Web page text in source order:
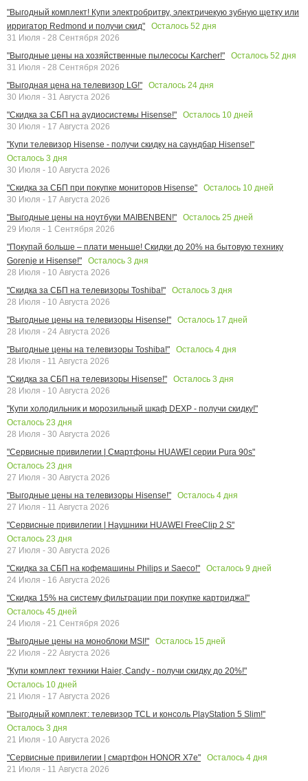
"Выгодный комплект! Купи электробритву, электричекую зубную щетку или
ирригатор Redmond и получи скид"
Осталось 52 дня
31 Июля - 28 Сентября 2026
"Выгодные цены на хозяйственные пылесосы Karcher!"
Осталось 52 дня
31 Июля - 28 Сентября 2026
"Выгодная цена на телевизор LG!"
Осталось 24 дня
30 Июля - 31 Августа 2026
"Скидка за СБП на аудиосистемы Hisense!"
Осталось 10 дней
30 Июля - 17 Августа 2026
"Купи телевизор Hisense - получи скидку на саундбар Hisense!"
Осталось 3 дня
30 Июля - 10 Августа 2026
"Скидка за СБП при покупке мониторов Hisense"
Осталось 10 дней
30 Июля - 17 Августа 2026
"Выгодные цены на ноутбуки MAIBENBEN!"
Осталось 25 дней
29 Июля - 1 Сентября 2026
"Покупай больше – плати меньше! Скидки до 20% на бытовую технику
Gorenje и Hisense!"
Осталось 3 дня
28 Июля - 10 Августа 2026
"Скидка за СБП на телевизоры Toshiba!"
Осталось 3 дня
28 Июля - 10 Августа 2026
"Выгодные цены на телевизоры Hisense!"
Осталось 17 дней
28 Июля - 24 Августа 2026
"Выгодные цены на телевизоры Toshiba!"
Осталось 4 дня
28 Июля - 11 Августа 2026
"Скидка за СБП на телевизоры Hisense!"
Осталось 3 дня
28 Июля - 10 Августа 2026
"Купи холодильник и морозильный шкаф DEXP - получи скидку!"
Осталось 23 дня
28 Июля - 30 Августа 2026
"Сервисные привилегии | Смартфоны HUAWEI серии Pura 90s"
Осталось 23 дня
27 Июля - 30 Августа 2026
"Выгодные цены на телевизоры Hisense!"
Осталось 4 дня
27 Июля - 11 Августа 2026
"Сервисные привилегии | Наушники HUAWEI FreeClip 2 S"
Осталось 23 дня
27 Июля - 30 Августа 2026
"Скидка за СБП на кофемашины Philips и Saeco!"
Осталось 9 дней
24 Июля - 16 Августа 2026
"Скидка 15% на систему фильтрации при покупке картриджа!"
Осталось 45 дней
24 Июля - 21 Сентября 2026
"Выгодные цены на моноблоки MSI!"
Осталось 15 дней
22 Июля - 22 Августа 2026
"Купи комплект техники Haier, Candy - получи скидку до 20%!"
Осталось 10 дней
21 Июля - 17 Августа 2026
"Выгодный комплект: телевизор TCL и консоль PlayStation 5 Slim!"
Осталось 3 дня
21 Июля - 10 Августа 2026
"Сервисные привилегии | смартфон HONOR X7e"
Осталось 4 дня
21 Июля - 11 Августа 2026